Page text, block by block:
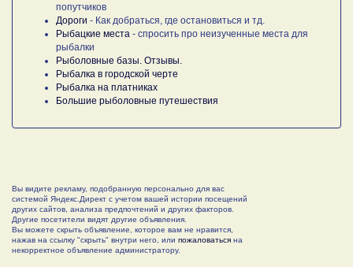
попутчиков
Дороги - Как добраться, где остановиться и тд.
Рыбацкие места - спросить про неизученные места для
рыбалки
Рыболовные базы. Отзывы.
Рыбалка в городской черте
Рыбалка на платниках
Большие рыболовные путешествия
Вы видите рекламу, подобранную персонально для вас
системой Яндекс.Директ с учетом вашей истории посещений
других сайтов, анализа предпочтений и других факторов.
Другие посетители видят другие объявления.
Вы можете скрыть объявление, которое вам не нравится,
нажав на ссылку "скрыть" внутри него, или пожаловаться на
некорректное объявление администратору.